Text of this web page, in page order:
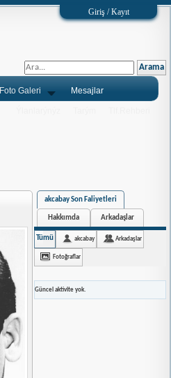
Giriş / Kayıt
Foto Galeri Mesajlar
akcabay Son Faliyetleri
Hakkımda Arkadaşlar
Tümü akcabay Arkadaşlar
Fotoğraflar
Güncel aktivite yok.